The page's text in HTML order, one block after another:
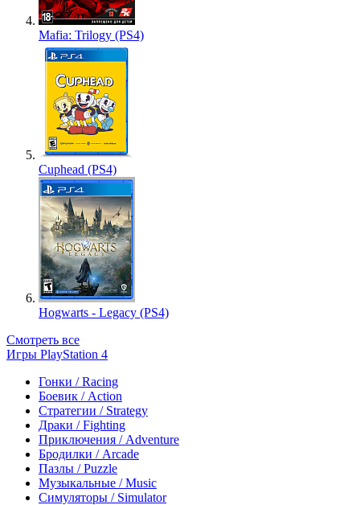
Mafia: Trilogy (PS4)
Cuphead (PS4)
Hogwarts - Legacy (PS4)
Смотреть все
Игры PlayStation 4
Гонки / Racing
Боевик / Action
Стратегии / Strategy
Драки / Fighting
Приключения / Adventure
Бродилки / Arcade
Пазлы / Puzzle
Музыкальные / Music
Симуляторы / Simulator